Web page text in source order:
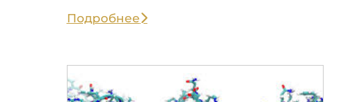
Подробнее